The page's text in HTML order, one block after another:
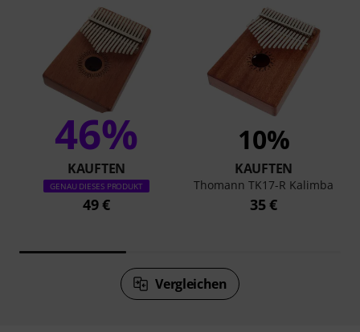
46%
KAUFTEN
GENAU DIESES PRODUKT
49 €
10%
KAUFTEN
Thomann TK17-R Kalimba
35 €
Vergleichen